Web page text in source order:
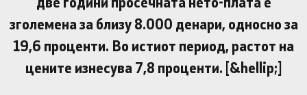
зголемена за близу 8.000 денари, односно за
19,6 проценти. Во истиот период, растот на
цените изнесува 7,8 проценти. [&hellip;]